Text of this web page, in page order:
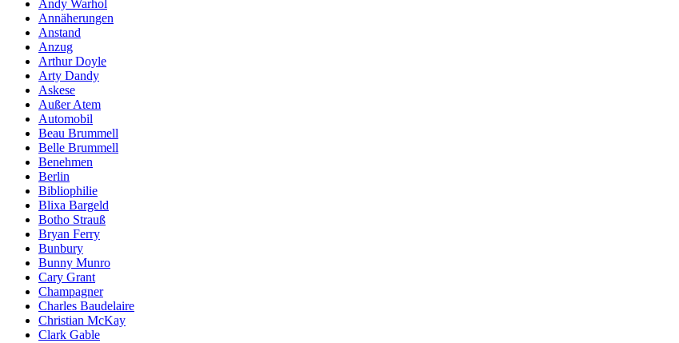
Andy Warhol
Annäherungen
Anstand
Anzug
Arthur Doyle
Arty Dandy
Askese
Außer Atem
Automobil
Beau Brummell
Belle Brummell
Benehmen
Berlin
Bibliophilie
Blixa Bargeld
Botho Strauß
Bryan Ferry
Bunbury
Bunny Munro
Cary Grant
Champagner
Charles Baudelaire
Christian McKay
Clark Gable